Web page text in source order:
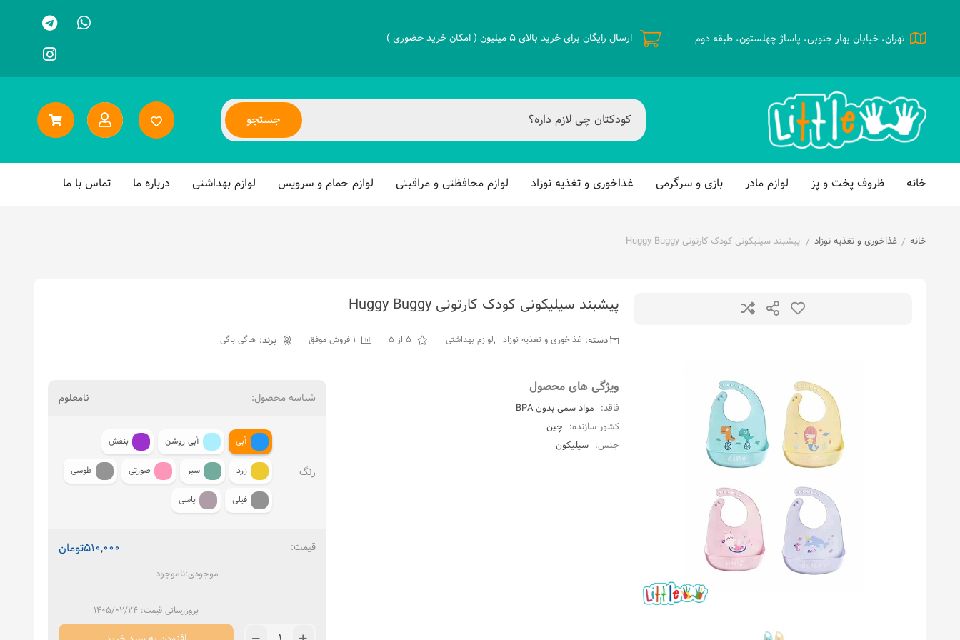
تهران، خیابان بهار جنوبی، پاساژ چهلستون، طبقه دوم ارسال رایگان برای خرید بالای 5 میلیون ( امکان خرید حضوری )
جستجو
خانه ظروف پخت و پز لوازم مادر بازی و سرگرمی غذاخوری و تغذیه نوزاد لوازم محافظتی و مراقبتی لوازم حمام و سرویس لوازم بهداشتی درباره ما تماس با ما
خانه / غذاخوری و تغذیه نوزاد / پیشبند سیلیکونی کودک کارتونی Huggy Buggy
پیشبند سیلیکونی کودک کارتونی Huggy Buggy
دسته: غذاخوری و تغذیه نوزاد ,لوازم بهداشتی 5 از 5 1 فروش موفق هاگی باگی
ویژگی های محصول
فاقد: مواد سمی بدون BPA
کشور سازنده: چین
جنس: سیلیکون
شناسه محصول: نامعلوم
رنگ
آبی آبی روشن بنفش
زرد سبز صورتی طوسی
فیلی یاسی
تومان510,000
موجودی:ناموجود
بروزرسانی قیمت: ۱۴۰۵/۰۲/۲۴